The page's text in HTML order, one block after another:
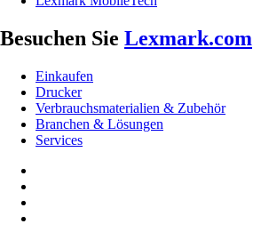
Besuchen Sie Lexmark.com
Einkaufen
Drucker
Verbrauchsmaterialien & Zubehör
Branchen & Lösungen
Services